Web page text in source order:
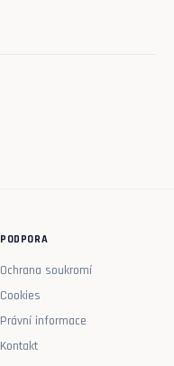
PODPORA
Ochrana soukromí
Cookies
Právní informace
Kontakt